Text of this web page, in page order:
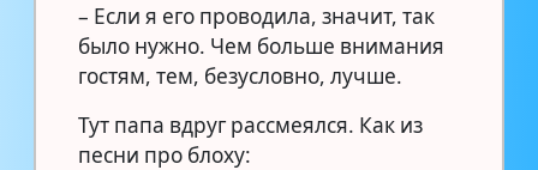
– Если я его проводила, значит, так
было нужно. Чем больше внимания
гостям, тем, безусловно, лучше.
Тут папа вдруг рассмеялся. Как из
песни про блоху: